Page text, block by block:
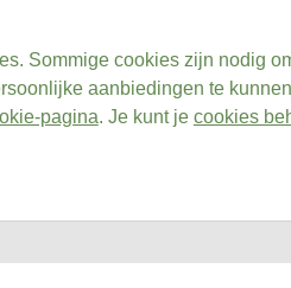
Sommige cookies zijn nodig
aanbiedingen te
pagina. Je kunt je cookies